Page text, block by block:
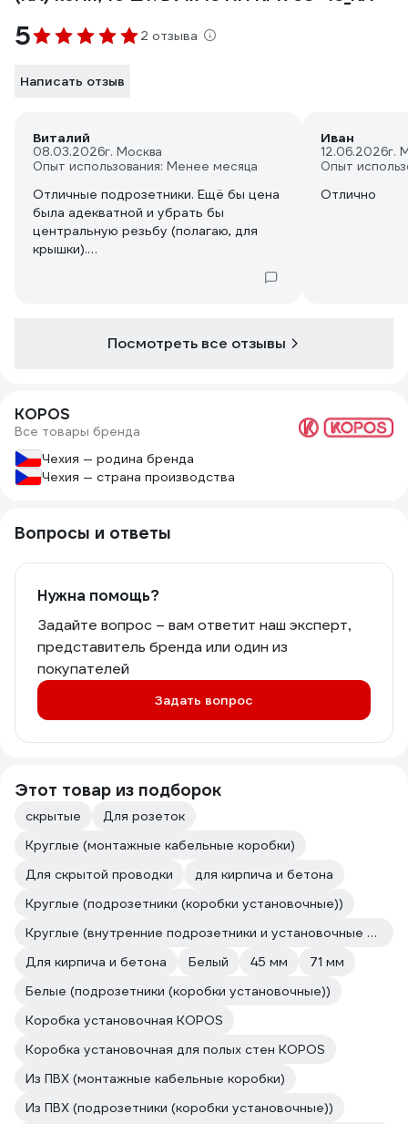
5 2 отзыва
Написать отзыв
Виталий
08.03.2026г. Москва
Опыт использования: Менее месяца
Отличные подрозетники. Ещё бы цена
была адекватной и убрать бы
центральную резьбу (полагаю, для
крышки).
ремонта не летела грязь внутрь, а
включать/выключать свет мастерам,
кто придёт работать после
электромонтажника.
Использую их на своих объектах. Я
доволен, заказчики довольны
Иван
12.06.2026г.
Опыт
Отлично
Посмотреть все отзывы
KOPOS
Все товары бренда
Чехия — родина бренда
Чехия — страна производства
Вопросы и ответы
Нужна помощь?
Задайте вопрос – вам ответит наш эксперт,
представитель бренда или один из
покупателей
Задать вопрос
Этот товар из подборок
скрытые
Для розеток
Круглые (монтажные кабельные коробки)
Для скрытой проводки
для кирпича и бетона
Круглые (подрозетники (коробки установочные))
Круглые (внутренние подрозетники и установочные коробки скрытой установки)
Для кирпича и бетона
Белый 45 мм
71 мм
Белые (подрозетники (коробки установочные))
Коробка установочная KOPOS
Коробка установочная для полых стен KOPOS
Из ПВХ (монтажные кабельные коробки)
Из ПВХ (подрозетники (коробки установочные))